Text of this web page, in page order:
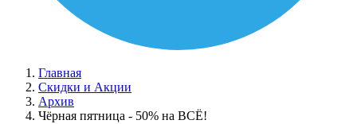
Главная
Скидки и Акции
Архив
Чёрная пятница - 50% на ВСЁ!